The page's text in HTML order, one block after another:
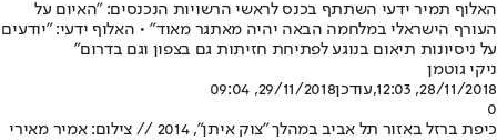
האלוף תמיר ידעי השתתף בכנס לראשי הרשויות הנכנסים: "האיום על
העורף הישראלי במלחמה הבאה יהיה מאתגר מאוד" • האלוף ידעי: "יודעים
על ניסיונות תיאום בנוגע לפתיחת חזיתות גם בצפון וגם בדרום"
ניקי גוטמן
28/11/2018, 12:03
,עודכן29/11/2018, 09:04
0
כיפת ברזל באזור תל אביב במהלך "צוק איתן", 2014 // צילום: אמיר מאירי